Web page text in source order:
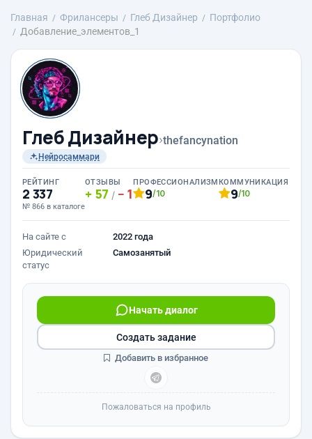
Главная Фрилансеры Глеб Дизайнер
Портфолио
Добавление_элементов_1
Глеб Дизайнер›thefancynation
Нейросаммари
РЕЙТИНГ
2 337
№ 866 в каталоге
ОТЗЫВЫ
57 / 1
ПРОФЕССИОНАЛИЗМ
9/10
КОММУНИКАЦИЯ
9/10
На сайте с
2022 года
Юридический
статус
Самозанятый
Начать диалог
Создать задание
Добавить в избранное
Пожаловаться на профиль